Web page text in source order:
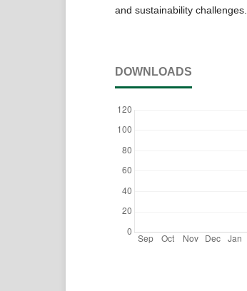
and sustainability challenges.
DOWNLOADS